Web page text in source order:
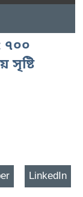
৭০০
সৃষ্টি
LinkedIn